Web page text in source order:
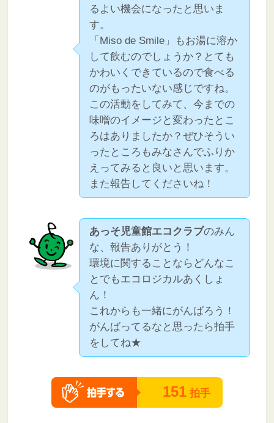
るよい機会になったと思いま
す。
「Miso de Smile」もお湯に溶か
して飲むのでしょうか？とても
かわいくできているので食べる
のがもったいない感じですね。
この活動をしてみて、今までの
味噌のイメージと変わったとこ
ろはありましたか？ぜひそうい
ったところもみなさんでふりか
えってみると良いと思います。
また報告してくださいね！
あっそ児童館エコクラブのみん
な、報告ありがとう！
環境に関することならどんなこ
とでもエコロジカルあくしょ
ん！
これからも一緒にがんばろう！
がんばってるなと思ったら拍手
をしてね★
151 拍手